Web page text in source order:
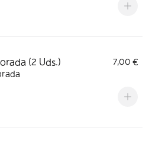
(2 Uds.)
7,00 €